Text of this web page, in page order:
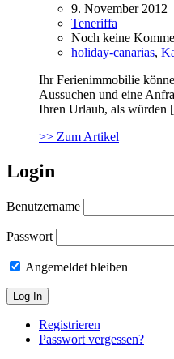
9. November 2012
Teneriffa
Noch keine
holiday-canarias,
Ihr Ferienimmobilie
Aussuchen und eine
Ihren Urlaub, als
>> Zum Artikel
Login
Benutzername
Passwort
Angemeldet bleiben
Registrieren
Passwort vergessen?